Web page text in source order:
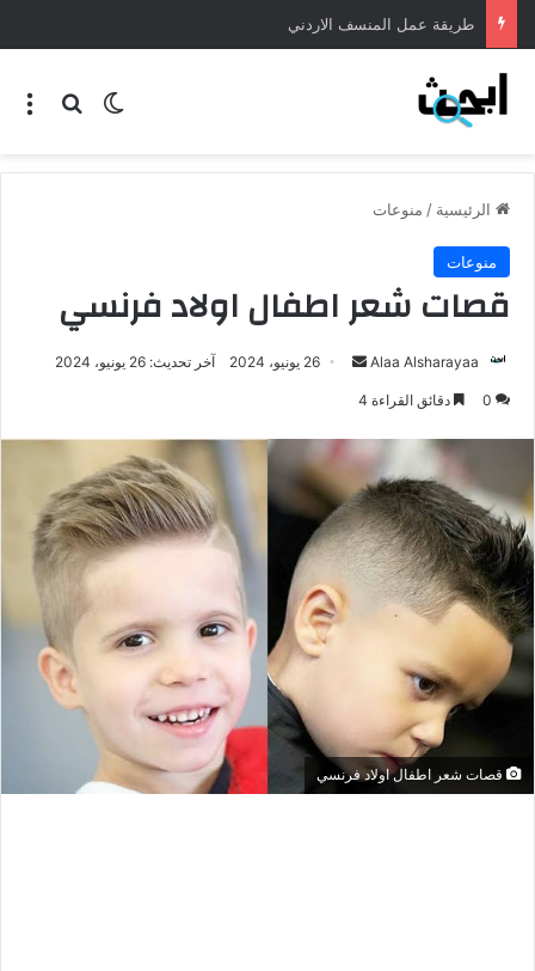
طريقة عمل شوربة لسان العصفور مثل المطاعم
الرئيسية / منوعات
منوعات
قصات شعر اطفال اولاد فرنسي
Alaa Alsharayaa 26 يونيو، 2024 آخر تحديث: 26 يونيو، 2024
0 دقائق القراءة 4
قصات شعر اطفال اولاد فرنسي